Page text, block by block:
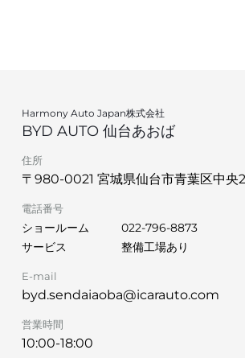
Harmony Auto Japan株式会社
BYD AUTO 仙台あおば
住所
〒980-0021 宮城県仙台市青葉区中央
電話番号
ショールーム
022-796-8873
サービス
整備工場あり
E-mail
byd.sendaiaoba@icarauto.com
営業時間
10:00-18:00